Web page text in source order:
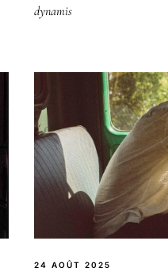
dynamis
24 AOÛT 2025